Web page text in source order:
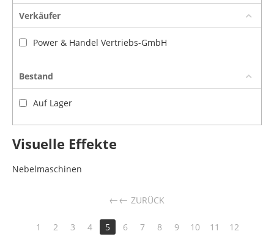
Verkäufer
Power & Handel Vertriebs-GmbH
Bestand
Auf Lager
Visuelle Effekte
Nebelmaschinen
← ZURÜCK
1 2 3 4 5 6 7 8 9 10 11 12